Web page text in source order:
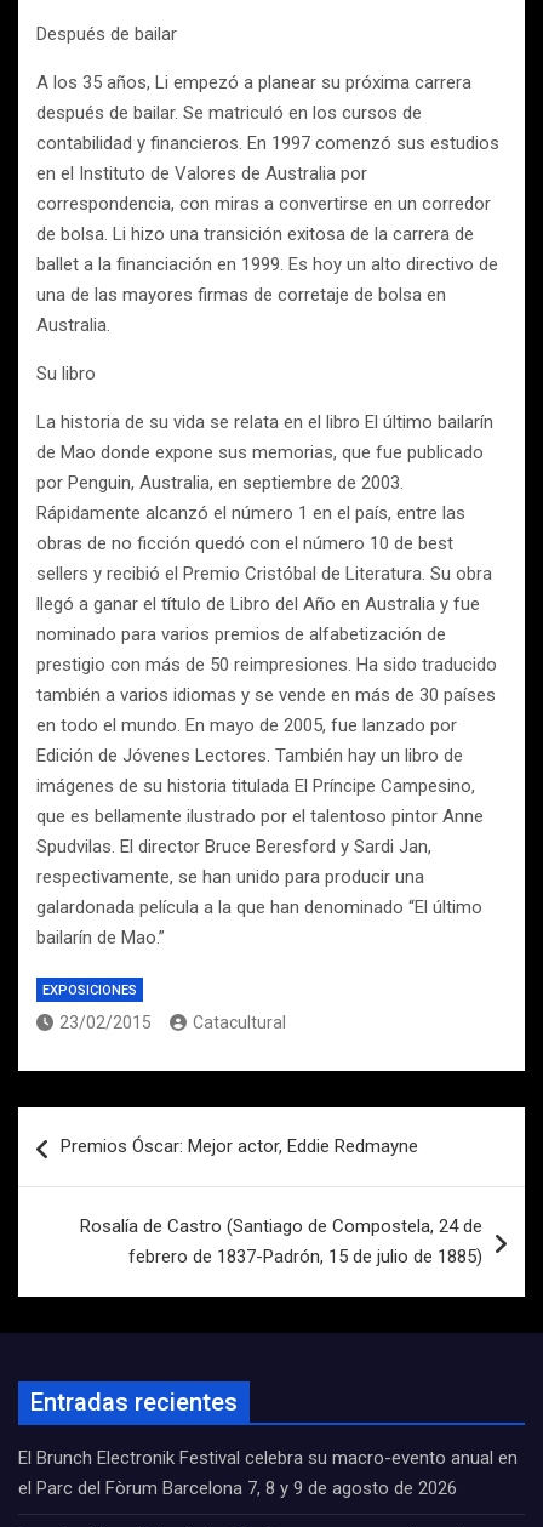
Después de bailar
A los 35 años, Li empezó a planear su próxima carrera
después de bailar. Se matriculó en los cursos de
contabilidad y financieros. En 1997 comenzó sus estudios
en el Instituto de Valores de Australia por
correspondencia, con miras a convertirse en un corredor
de bolsa. Li hizo una transición exitosa de la carrera de
ballet a la financiación en 1999. Es hoy un alto directivo de
una de las mayores firmas de corretaje de bolsa en
Australia.
Su libro
La historia de su vida se relata en el libro El último bailarín
de Mao donde expone sus memorias, que fue publicado
por Penguin, Australia, en septiembre de 2003.
Rápidamente alcanzó el número 1 en el país, entre las
obras de no ficción quedó con el número 10 de best
sellers y recibió el Premio Cristóbal de Literatura. Su obra
llegó a ganar el título de Libro del Año en Australia y fue
nominado para varios premios de alfabetización de
prestigio con más de 50 reimpresiones. Ha sido traducido
también a varios idiomas y se vende en más de 30 países
en todo el mundo. En mayo de 2005, fue lanzado por
Edición de Jóvenes Lectores. También hay un libro de
imágenes de su historia titulada El Príncipe Campesino,
que es bellamente ilustrado por el talentoso pintor Anne
Spudvilas. El director Bruce Beresford y Sardi Jan,
respectivamente, se han unido para producir una
galardonada película a la que han denominado “El último
bailarín de Mao.”
EXPOSICIONES
23/02/2015 Catacultural
de
Premios Óscar: Mejor actor, Eddie Redmayne
Rosalía de Castro (Santiago de Compostela, 24 de
febrero de 1837-Padrón, 15 de julio de 1885)
Entradas recientes
El Brunch Electronik Festival celebra su macro-evento anual en
el Parc del Fòrum Barcelona 7, 8 y 9 de agosto de 2026